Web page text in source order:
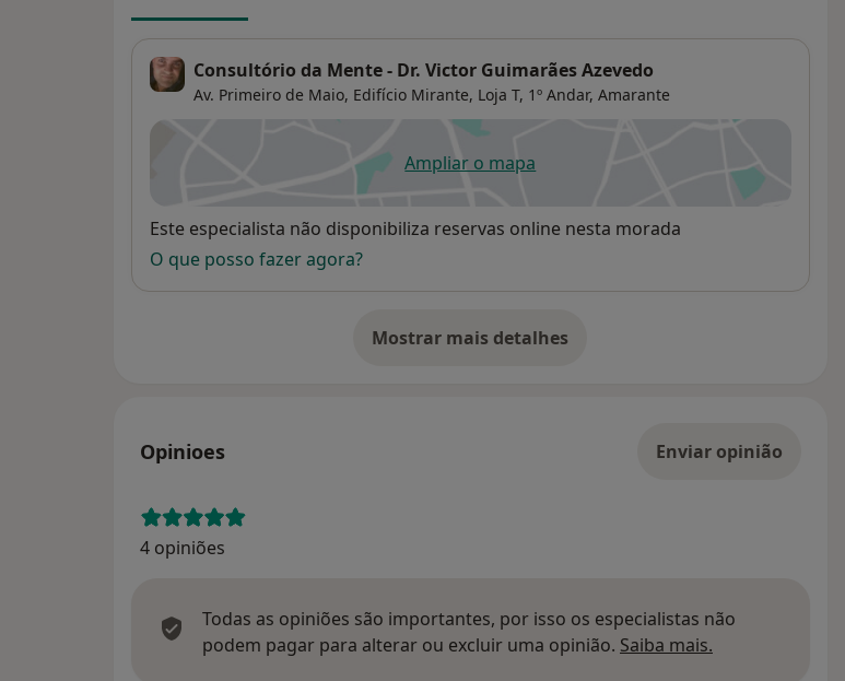
Consultório da Mente - Dr. Victor Guimarães Azevedo
Av. Primeiro de Maio, Edifício Mirante, Loja T, 1º Andar, Amarante
Ampliar o mapaabre num novo separador
Disponibilidade
Este especialista não disponibiliza reservas online nesta morada
O que posso fazer agora?
Mostrar mais detalhes
sobre o endereço
Opinioes Enviar opinião
4 opiniões
Todas as opiniões são importantes, por isso os especialistas não
podem pagar para alterar ou excluir uma opinião. Saiba mais.